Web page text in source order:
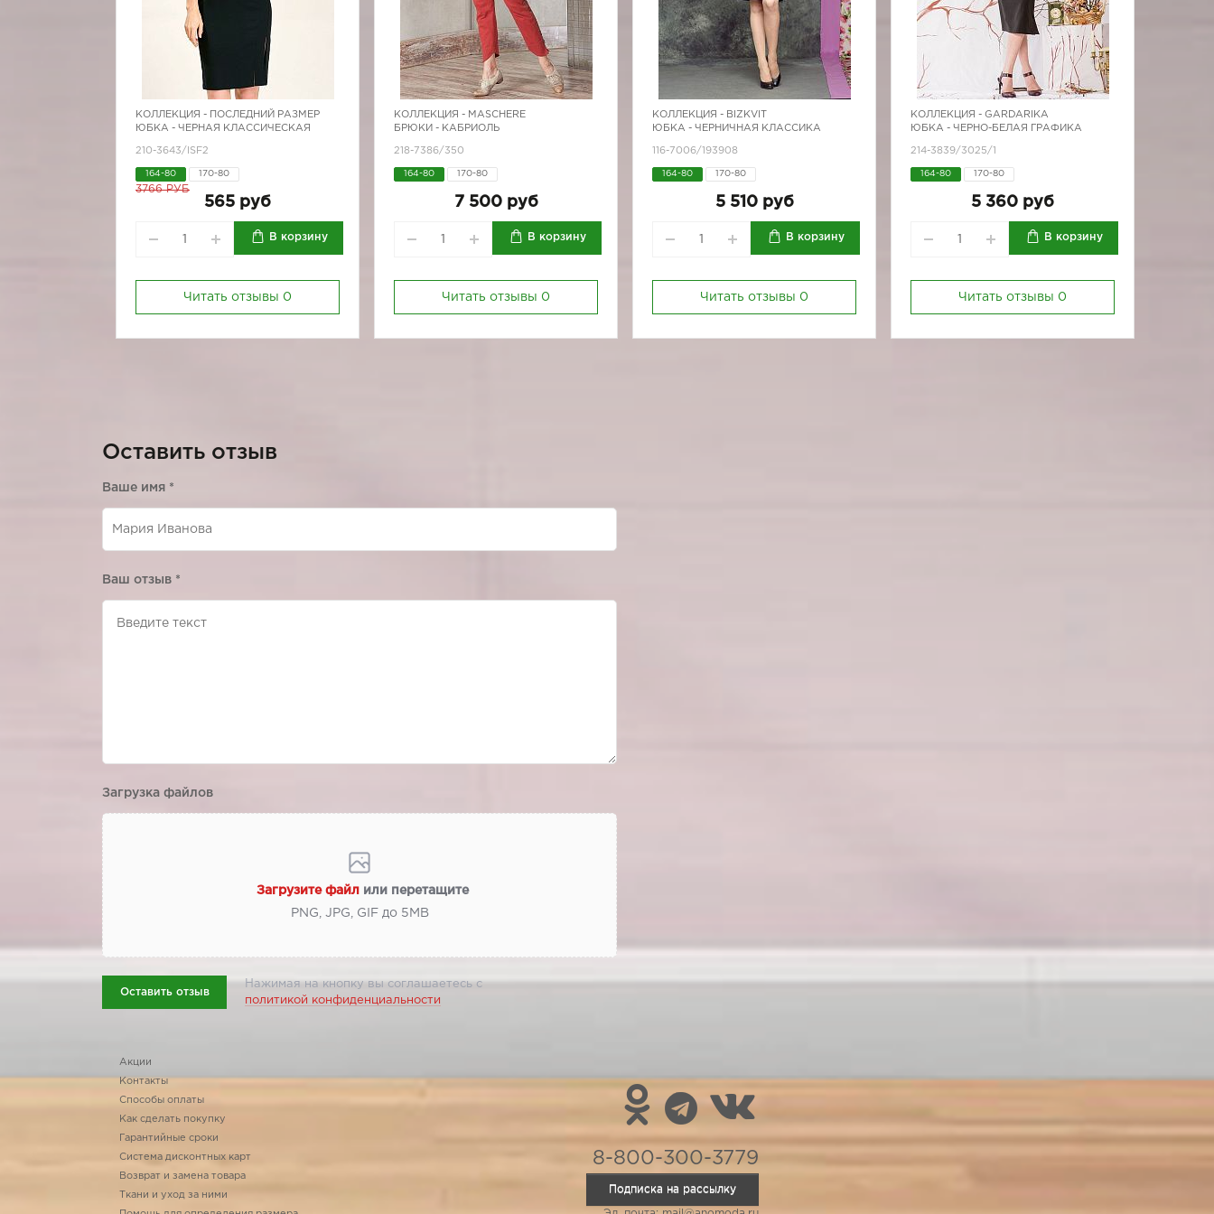
КОЛЛЕКЦИЯ -
ПОСЛЕДНИЙ РАЗМЕР
ЮБКА - ЧЕРНАЯ КЛАССИЧЕСКАЯ
210-3643/ISF2
164-80 170-80
3766 РУБ
565 руб
В корзину
Читать отзывы 0
КОЛЛЕКЦИЯ - MASCHERE
БРЮКИ - КАБРИОЛЬ
218-7386/350
164-80 170-80
7 500 руб
В корзину
Читать отзывы 0
КОЛЛЕКЦИЯ - BIZKVIT
ЮБКА - ЧЕРНИЧНАЯ КЛАССИКА
116-7006/193908
164-80 170-80
5 510 руб
В корзину
Читать отзывы 0
КОЛЛЕКЦИЯ - GARDARIKA
ЮБКА - ЧЕРНО-БЕЛАЯ ГРАФИКА
214-3839/3025/1
164-80 170-80
5 360 руб
В корзину
Читать отзывы 0
Оставить отзыв
Ваше имя *
Ваш отзыв *
Загрузка файлов
Загрузите файл или перетащите
PNG, JPG, GIF до 5МВ
Оставить отзыв
Нажимая на кнопку вы соглашаетесь с
политикой конфиденциальности
Акции
Контакты
Способы оплаты
Как сделать покупку
Гарантийные сроки
Система дисконтных карт
Возврат и замена товара
Ткани и уход за ними
8-800-300-3779
Подписка на рассылку